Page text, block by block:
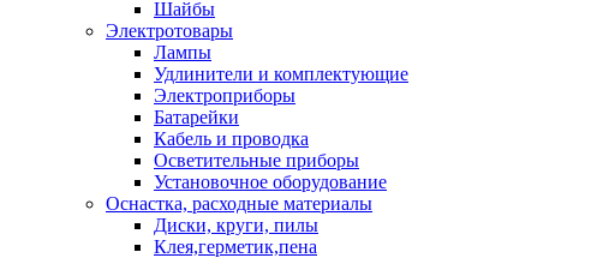
Шайбы
Электротовары
Лампы
Удлинители и комплектующие
Электроприборы
Батарейки
Кабель и проводка
Осветительные приборы
Установочное оборудование
Оснастка, расходные материалы
Диски, круги, пилы
Клея,герметик,пена